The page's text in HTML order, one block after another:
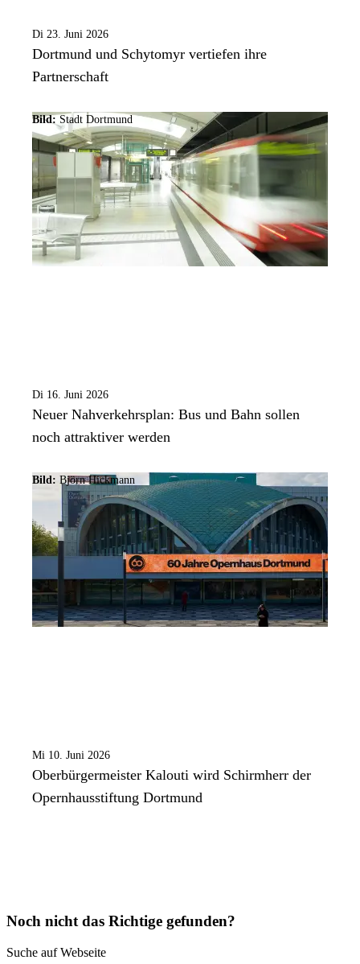
Di 23. Juni 2026
Dortmund und Schytomyr vertiefen ihre
Partnerschaft
Bild: Stadt Dortmund
Di 16. Juni 2026
Neuer Nahverkehrsplan: Bus und Bahn sollen
noch attraktiver werden
Bild: Björn Hickmann
Mi 10. Juni 2026
Oberbürgermeister Kalouti wird Schirmherr der
Opernhausstiftung Dortmund
Noch nicht das Richtige gefunden?
Suche auf Webseite